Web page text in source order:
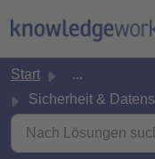
Start
...
Sicherheit &